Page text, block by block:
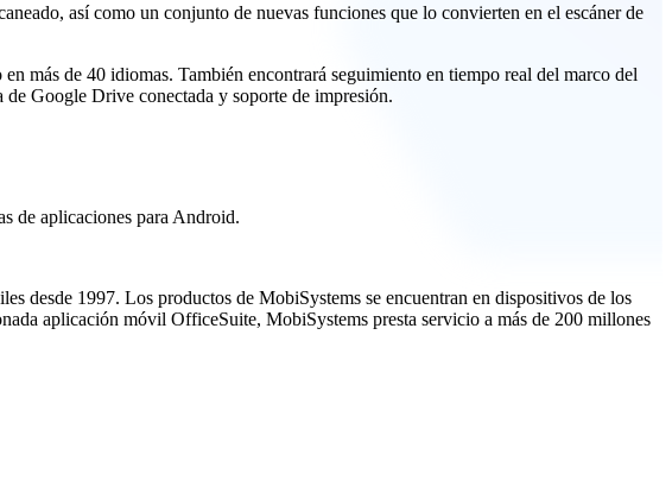
así como un conjunto de nuevas funciones que lo convierten en el escáner de
más de 40 idiomas. También encontrará seguimiento en tiempo real del marco del
de Google Drive conectada y soporte de impresión.
de aplicaciones para Android.
desde 1997. Los productos de MobiSystems se encuentran en dispositivos de los
aplicación móvil OfficeSuite, MobiSystems presta servicio a más de 200 millones